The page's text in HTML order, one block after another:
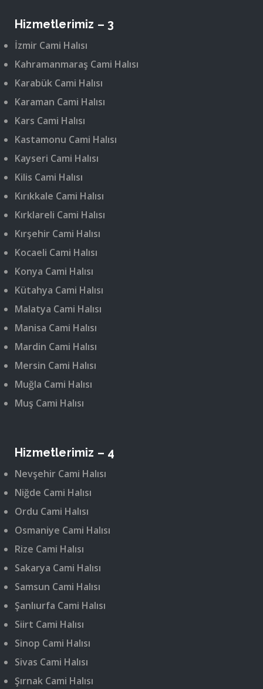
Hizmetlerimiz – 3
İzmir Cami Halısı
Kahramanmaraş Cami Halısı
Karabük Cami Halısı
Karaman Cami Halısı
Kars Cami Halısı
Kastamonu Cami Halısı
Kayseri Cami Halısı
Kilis Cami Halısı
Kırıkkale Cami Halısı
Kırklareli Cami Halısı
Kırşehir Cami Halısı
Kocaeli Cami Halısı
Konya Cami Halısı
Kütahya Cami Halısı
Malatya Cami Halısı
Manisa Cami Halısı
Mardin Cami Halısı
Mersin Cami Halısı
Muğla Cami Halısı
Muş Cami Halısı
Hizmetlerimiz – 4
Nevşehir Cami Halısı
Niğde Cami Halısı
Ordu Cami Halısı
Osmaniye Cami Halısı
Rize Cami Halısı
Sakarya Cami Halısı
Samsun Cami Halısı
Şanlıurfa Cami Halısı
Siirt Cami Halısı
Sinop Cami Halısı
Sivas Cami Halısı
Şırnak Cami Halısı